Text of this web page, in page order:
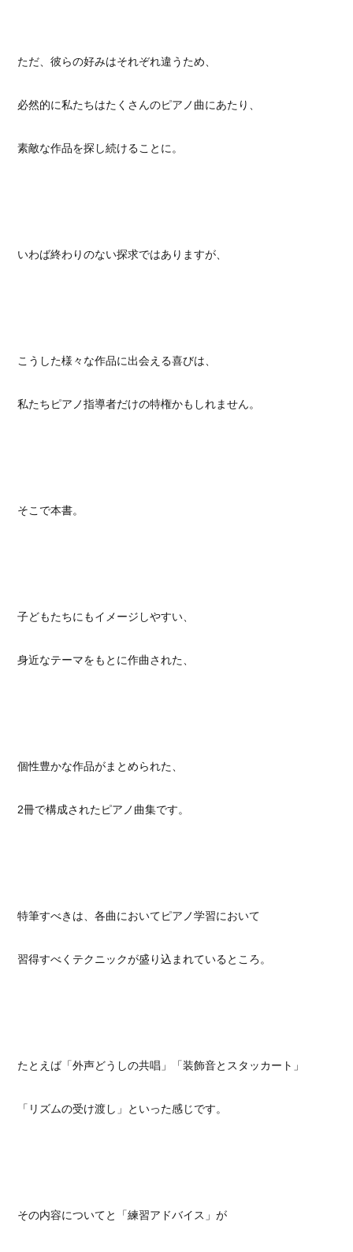
ただ、彼らの好みはそれぞれ違うため、
必然的に私たちはたくさんのピアノ曲にあたり、
素敵な作品を探し続けることに。
いわば終わりのない探求ではありますが、
こうした様々な作品に出会える喜びは、
私たちピアノ指導者だけの特権かもしれません。
そこで本書。
子どもたちにもイメージしやすい、
身近なテーマをもとに作曲された、
個性豊かな作品がまとめられた、
2冊で構成されたピアノ曲集です。
特筆すべきは、各曲においてピアノ学習において
習得すべくテクニックが盛り込まれているところ。
たとえば「外声どうしの共唱」「装飾音とスタッカート」
「リズムの受け渡し」といった感じです。
その内容についてと「練習アドバイス」が